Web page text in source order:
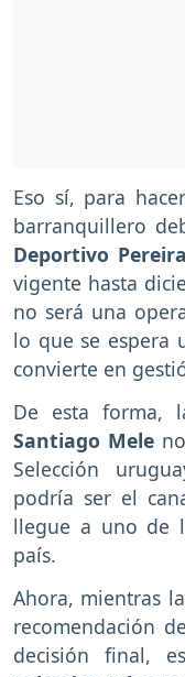
Eso sí, para
barranquillero
Deportivo Pereira
vigente hasta
no será una
lo que se espera
convierte en
De esta forma,
Santiago Mele
Selección
podría ser el
llegue a uno de
país.
Ahora, mientras
recomendación
decisión final,